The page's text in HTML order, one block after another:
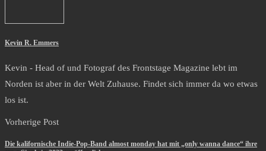
Kevin R. Emmers
Kevin - Head of und Fotograf des Frontstage Magazine lebt im
Norden ist aber in der Welt Zuhause. Findet sich immer da wo etwas
los ist.
Vorherige Post
Die kalifornische Indie-Pop-Band almost monday hat mit „only wanna dance“ ihre